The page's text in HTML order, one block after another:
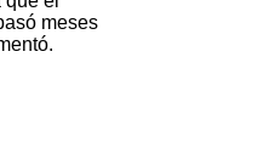
meses